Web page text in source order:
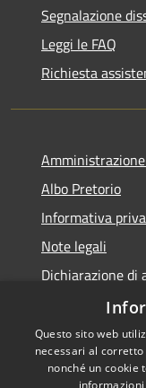
Segnalazione
Leggi le FAQ
Richiesta
Albo Pretorio
Informativa
Note legali
Dichiarazione di
Dichiarazione
Questo sito web
necessari al
nonché un cookie